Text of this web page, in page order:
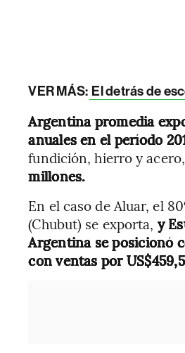
VER MÁS: El detrás de
Argentina promedia
anuales en el período
fundición, hierro y acero,
millones.
En el caso de Aluar, el
(Chubut) se exporta, y
Argentina se posicionó
con ventas por